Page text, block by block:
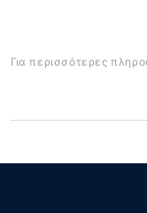
Για περισσότερες